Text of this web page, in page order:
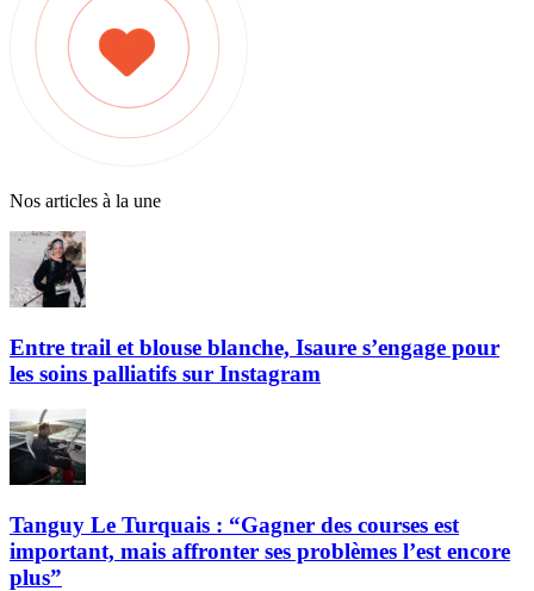
Nos articles à la une
Entre trail et blouse blanche, Isaure s’engage pour
les soins palliatifs sur Instagram
Tanguy Le Turquais : “Gagner des courses est
important, mais affronter ses problèmes l’est encore
plus”